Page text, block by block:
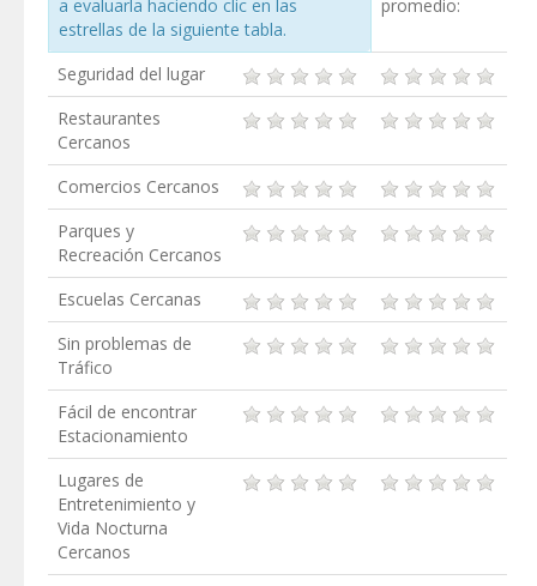
a evaluarla haciendo clic en las
estrellas de la siguiente tabla.
promedio:
Seguridad del lugar
Restaurantes
Cercanos
Comercios Cercanos
Parques y
Recreación Cercanos
Escuelas Cercanas
Sin problemas de
Tráfico
Fácil de encontrar
Estacionamiento
Lugares de
Entretenimiento y
Vida Nocturna
Cercanos